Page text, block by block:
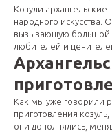
Козули архангельские
народного
вызывающую большой
любителей и
Как мы уже говорили
приготовления
они дополнялись,